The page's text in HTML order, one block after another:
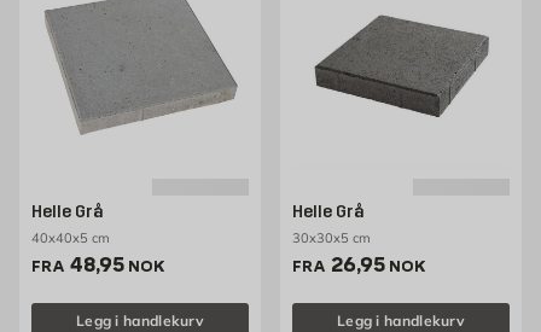
Helle Grå
40x40x5 cm
FRA Pris 48.95 NOK /stk
48,95 NOK
Legg i handlekurv
Helle Grå
30x30x5 cm
FRA Pris 26.95 NOK /stk
26,95 NOK
Legg i handlekurv